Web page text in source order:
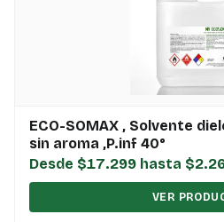
ECO-SOMAX , Solvente
sin aroma ,P.inf 40°
Desde $17.299 hasta
VER